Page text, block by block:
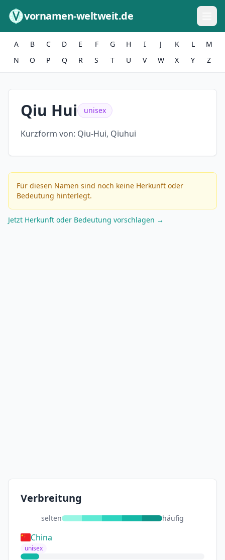
vornamen-weltweit.de
A B C D E F G H I J K L
M
N
O P Q R S T U V W X Y Z
Qiu Hui unisex
Kurzform von: Qiu-Hui, Qiuhui
Für diesen Namen sind noch keine Herkunft oder
Bedeutung hinterlegt.
Jetzt Herkunft oder Bedeutung vorschlagen →
Verbreitung
selten häufig
China
unisex